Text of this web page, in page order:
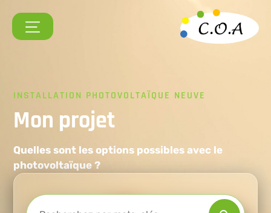
INSTALLATION PHOTOVOLTAÏQUE NEUVE
Mon projet
Quelles sont les options possibles avec le
photovoltaïque ?